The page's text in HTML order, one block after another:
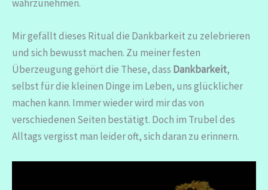
wahrzunehmen.
Mir gefällt dieses Ritual die Dankbarkeit zu zelebrieren
und sich bewusst machen. Zu meiner festen
Überzeugung gehört die These, dass Dankbarkeit,
selbst für die kleinen Dinge im Leben, uns glücklicher
machen kann. Immer wieder wird mir das von
verschiedenen Seiten bestätigt. Doch im Trubel des
Alltags vergisst man leider oft, sich daran zu erinnern.